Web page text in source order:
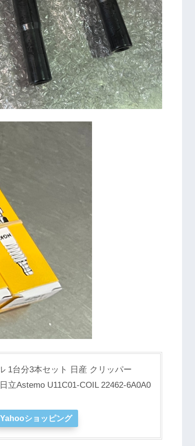
1台分3本セット 日産 クリッパー
立Astemo U11C01-COIL 22462-6A0A0
Yahooショッピング